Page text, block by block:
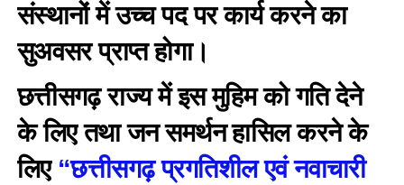
संस्थानों में उच्च पद पर कार्य करने का
सुअवसर प्राप्त होगा।
छत्तीसगढ़ राज्य में इस मुहिम को गति देने
के लिए तथा जन समर्थन हासिल करने के
लिए “छत्तीसगढ़ प्रगतिशील एवं नवाचारी